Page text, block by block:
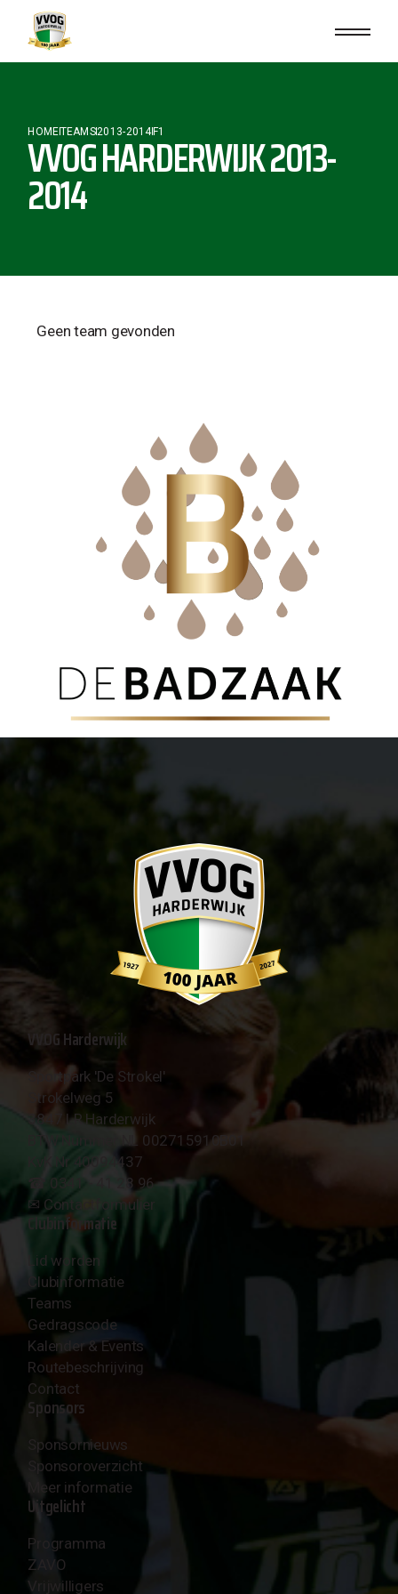
HOMETEAMS2013-2014 F1
VVOG HARDERWIJK 2013-
2014
Geen team gevonden
VVOG Harderwijk
Sportpark 'De Strokel'
Strokelweg 5
3847 LR Harderwijk
BTW Nummer NL 002715910B01
KvK Nr 40094437
☎︎ 0341 - 41 28 96
✉︎ Contactformulier
Clubinformatie
Lid worden
Clubinformatie
Teams
Gedragscode
Kalender & Events
Routebeschrijving
Contact
Sponsors
Sponsornieuws
Sponsoroverzicht
Meer informatie
Uitgelicht
Programma
ZAVO
Vrijwilligers